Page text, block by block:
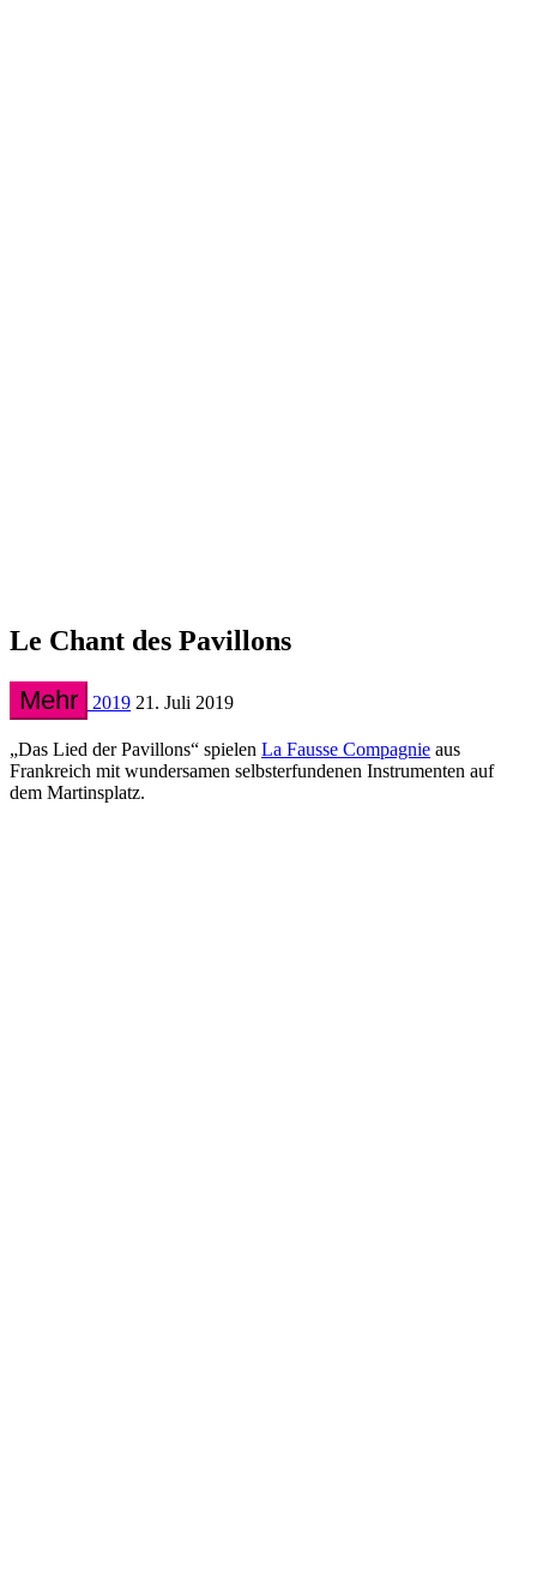
Le Chant des Pavillons
Mehr 2019 21. Juli 2019
„Das Lied der Pavillons“ spielen La Fausse Compagnie aus
Frankreich mit wundersamen selbsterfundenen Instrumenten auf
dem Martinsplatz.